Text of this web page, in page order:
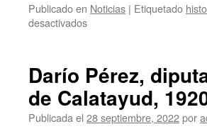
Publicado en Noticias | Etiquetado
desactivadosen
La
expulsión
de
los
Darío Pérez,
de Calatayud,
Publicada el 28 septiembre, 2022por